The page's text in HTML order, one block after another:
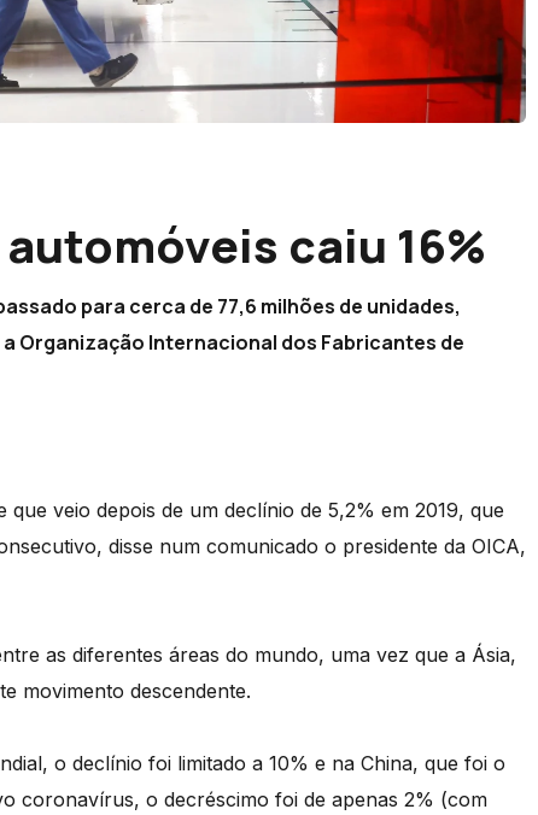
caiu 16%
para cerca de 77,6 milhões de unidades,
Organização Internacional dos Fabricantes de
veio depois de um declínio de 5,2% em 2019, que
disse num comunicado o presidente da OICA,
as diferentes áreas do mundo, uma vez que a Ásia,
movimento descendente.
o declínio foi limitado a 10% e na China, que foi o
coronavírus, o decréscimo foi de apenas 2% (com